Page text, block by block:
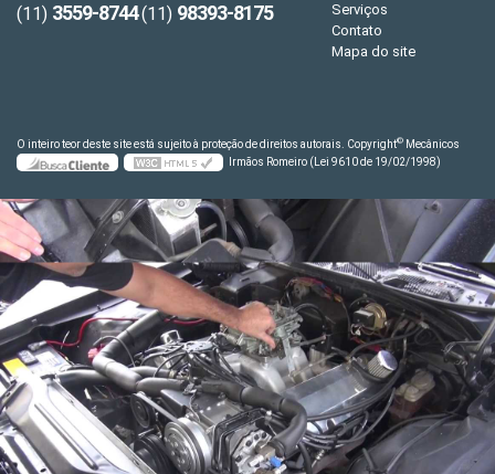
(11) 3559-8744(11) 98393-8175
Serviços
Contato
Mapa do site
O inteiro teor deste site está sujeito à proteção de direitos autorais. Copyright© Mecânicos
Irmãos Romeiro (Lei 9610 de 19/02/1998)